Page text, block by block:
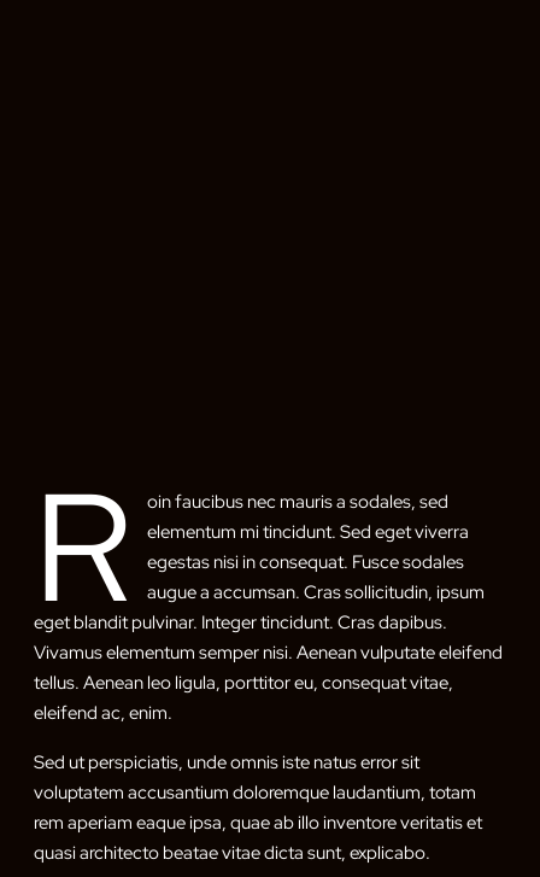
R
oin faucibus nec mauris a sodales, sed
elementum mi tincidunt. Sed eget viverra
egestas nisi in consequat. Fusce sodales
augue a accumsan. Cras sollicitudin, ipsum
eget blandit pulvinar. Integer tincidunt. Cras dapibus.
Vivamus elementum semper nisi. Aenean vulputate eleifend
tellus. Aenean leo ligula, porttitor eu, consequat vitae,
eleifend ac, enim.
Sed ut perspiciatis, unde omnis iste natus error sit
voluptatem accusantium doloremque laudantium, totam
rem aperiam eaque ipsa, quae ab illo inventore veritatis et
quasi architecto beatae vitae dicta sunt, explicabo.